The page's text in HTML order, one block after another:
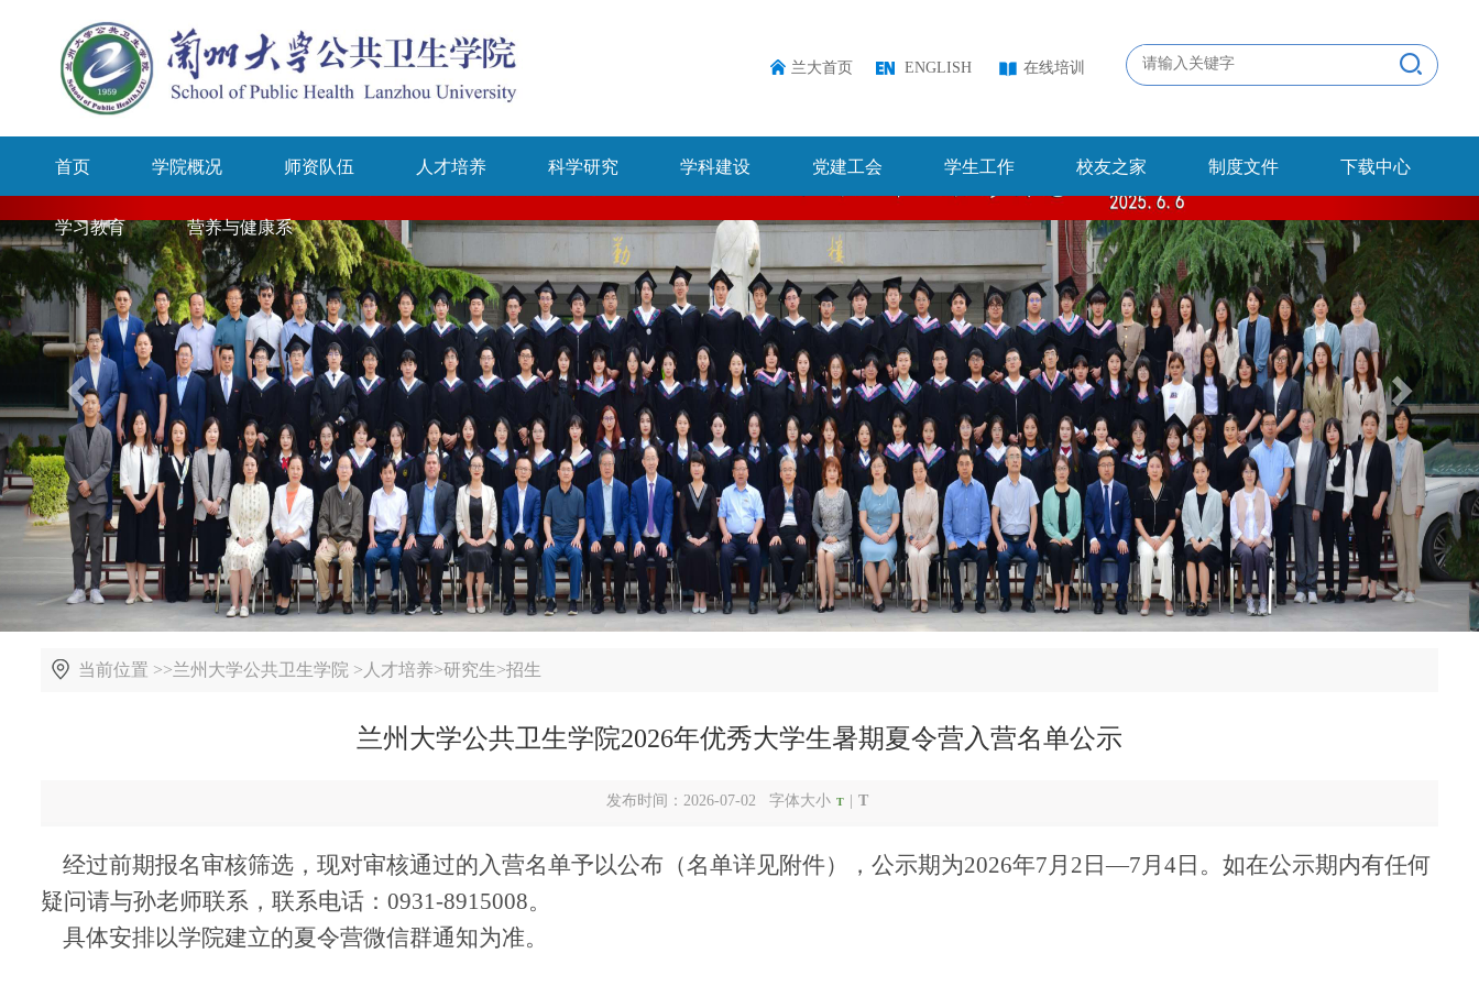
在线培训
ENGLISH
兰大首页
首页 学院概况 师资队伍 人才培养 科学研究 学科建设 党建工会 学生工作 校友之家 制度文件 下载中心
学习教育 营养与健康系
当前位置 >>兰州大学公共卫生学院 > 人才培养>研究生>招生
兰州大学公共卫生学院2026年优秀大学生暑期夏令营入营名单公示
发布时间：2026-07-02 字体大小 T T
经过前期报名审核筛选，现对审核通过的入营名单予以公布（名单详见附件），公示期为2026年7月2日—7月4日。如在公示期内有任何
疑问请与孙老师联系，联系电话：0931-8915008。
具体安排以学院建立的夏令营微信群通知为准。